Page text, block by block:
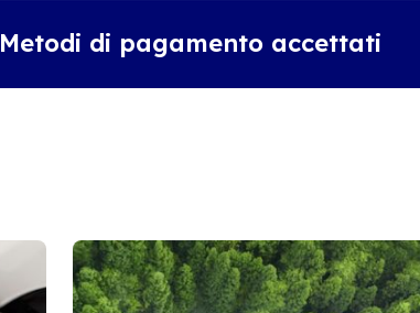
Metodi di pagamento accettati